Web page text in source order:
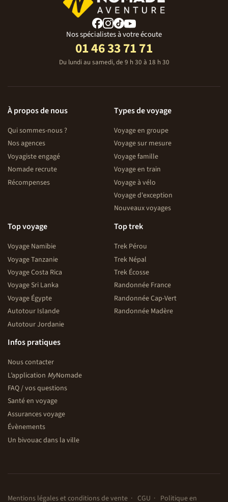
Nos spécialistes à votre écoute
01 46 33 71 71
Du lundi au samedi, de 9 h 30 à 18 h 30
À propos de nous
Qui sommes-nous ?
Nos agences
Voyagiste engagé
Nomade recrute
Récompenses
Types de voyage
Voyage en groupe
Voyage sur mesure
Voyage famille
Voyage en train
Voyage à vélo
Voyage d'exception
Nouveaux voyages
Top voyage
Voyage Namibie
Voyage Tanzanie
Voyage Costa Rica
Voyage Sri Lanka
Voyage Égypte
Autotour Islande
Autotour Jordanie
Top trek
Trek Pérou
Trek Népal
Trek Écosse
Randonnée France
Randonnée Cap-Vert
Randonnée Madère
Infos pratiques
Nous contacter
L’application MyNomade
FAQ / vos questions
Santé en voyage
Assurances voyage
Évènements
Un bivouac dans la ville
Mentions légales et conditions de vente CGU Politique en